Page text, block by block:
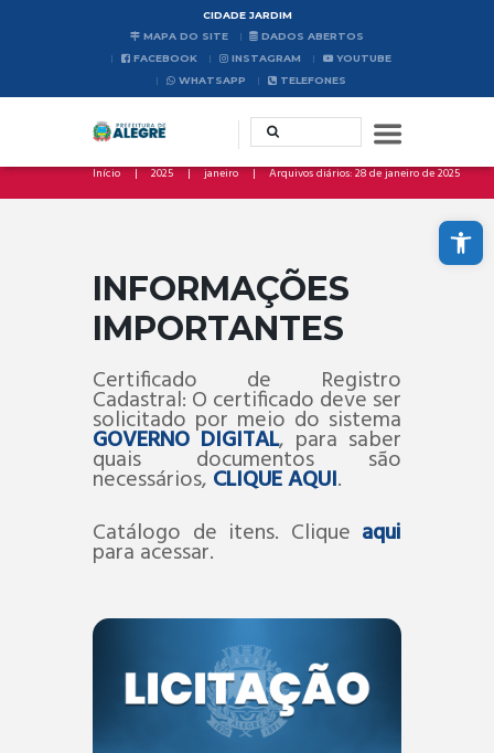
Abrir a barra de ferramentas
CIDADE JARDIM
MAPA DO SITE
DADOS ABERTOS
FACEBOOK
INSTAGRAM
YOUTUBE
WHATSAPP
TELEFONES
Início 2025 janeiro Arquivos diários: 28 de janeiro de 2025
INFORMAÇÕES
IMPORTANTES
Certificado de Registro
Cadastral: O certificado deve ser
solicitado por meio do sistema
GOVERNO DIGITAL, para saber
quais documentos são
necessários, CLIQUE AQUI.
Catálogo de itens. Clique aqui
para acessar.